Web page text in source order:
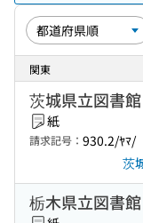
関東
茨城県立図書館
紙
請求記号： 930.2/ﾔﾏ/
茨
栃木県立図書館